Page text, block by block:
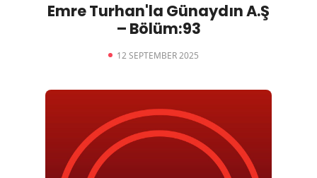
Emre Turhan'la Günaydın A.Ş
– Bölüm:93
12 SEPTEMBER 2025